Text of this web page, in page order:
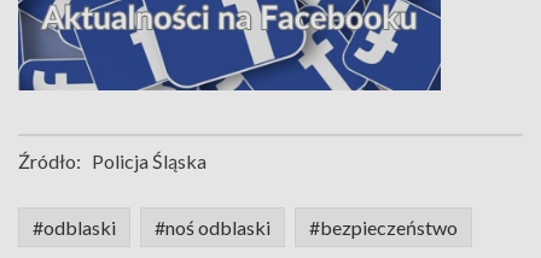
Źródło: Policja Śląska
#odblaski #noś odblaski #bezpieczeństwo